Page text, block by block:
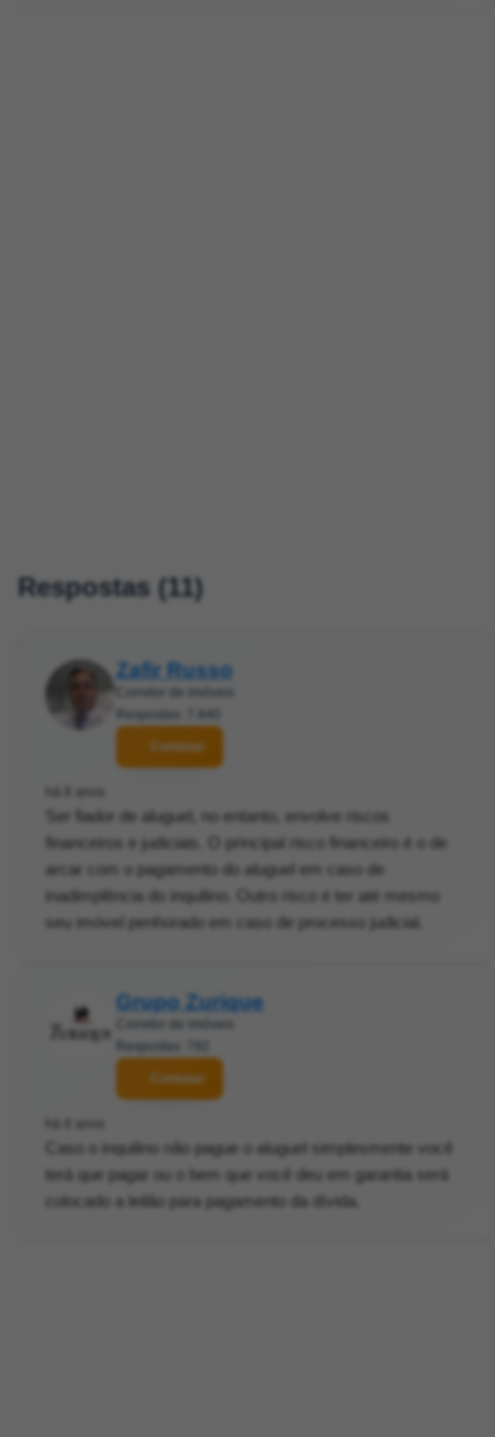
Respostas (11)
Zafir Russo
Corretor de imóveis
Respostas: 7.840
Contatar
há 6 anos
Ser fiador de aluguel, no entanto, envolve riscos
financeiros e judiciais. O principal risco financeiro é o de
arcar com o pagamento do aluguel em caso de
inadimplência do inquilino. Outro risco é ter até mesmo
seu imóvel penhorado em caso de processo judicial.
Grupo Zurique
Corretor de imóveis
Respostas: 792
Contatar
há 6 anos
Caso o inquilino não pague o aluguel simplesmente você
terá que pagar ou o bem que você deu em garantia será
colocado a leilão para pagamento da dívida.